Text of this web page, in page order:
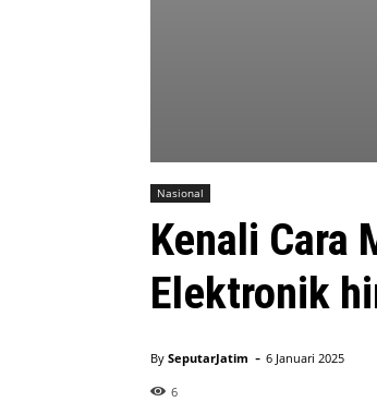
Nasional
Kenali Cara
Elektronik
By SeputarJatim - 6 Januari 2025
6